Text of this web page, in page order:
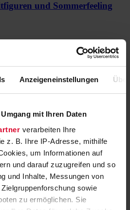
Anzeigeneinstellungen
mit Ihren Daten
verarbeiten Ihre
z. B. Ihre IP-Adresse, mithilfe
um Informationen auf
und darauf zuzugreifen und so
und Inhalte, Messungen von
sowie
zu ermöglichen. Sie
und Sommerfeeling
am See bangt um
Spezial" zum
in Österreich
über Putins Flotte